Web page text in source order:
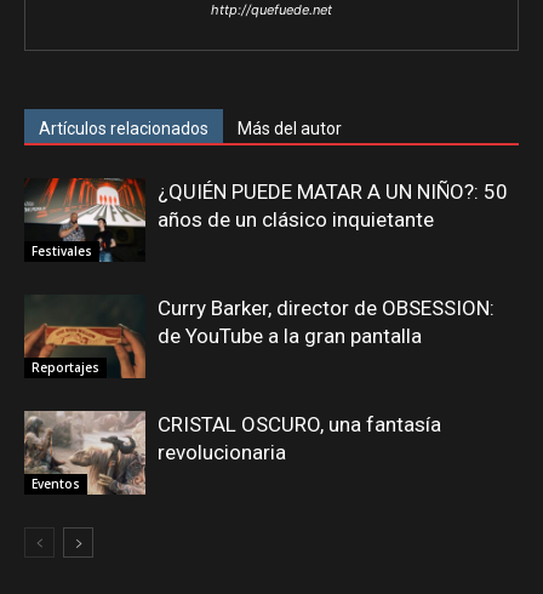
http://quefuede.net
Artículos relacionados Más del autor
Festivales
¿QUIÉN PUEDE MATAR A UN NIÑO?: 50
años de un clásico inquietante
Reportajes
Curry Barker, director de OBSESSION:
de YouTube a la gran pantalla
Eventos
CRISTAL OSCURO, una fantasía
revolucionaria